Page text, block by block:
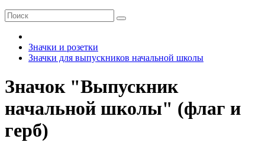
Значки и розетки
Значки для выпускников начальной школы
Значок "Выпускник
начальной школы" (флаг и
герб)